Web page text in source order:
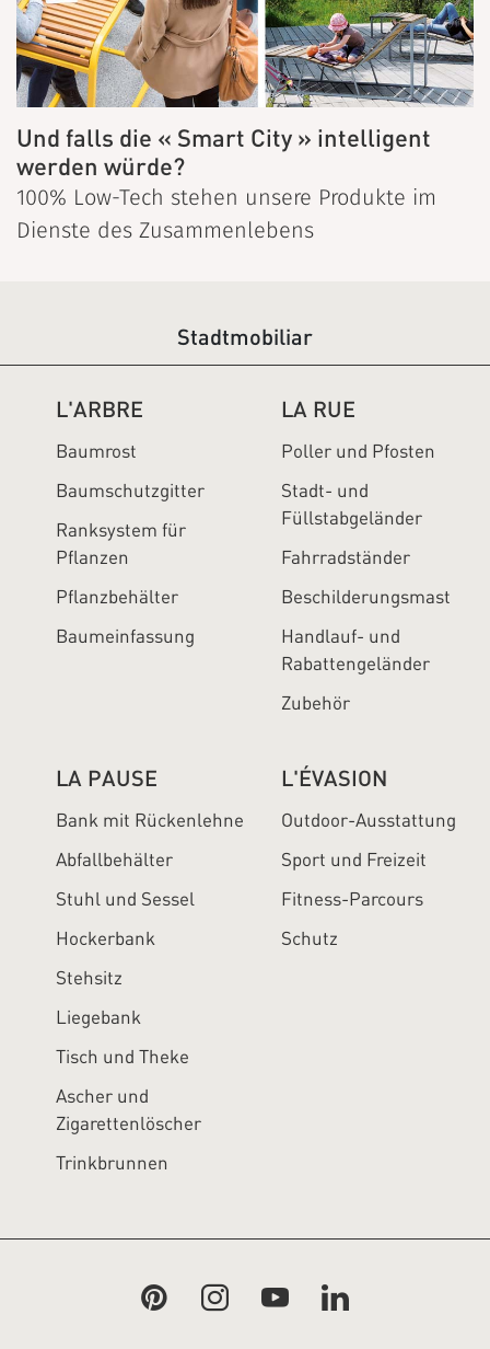
Und falls die « Smart City » intelligent
werden würde?
100% Low-Tech stehen unsere Produkte im
Dienste des Zusammenlebens
Stadtmobiliar
L'ARBRE
Baumrost
Baumschutzgitter
Ranksystem für
Pflanzen
Pflanzbehälter
Baumeinfassung
LA RUE
Poller und Pfosten
Stadt- und
Füllstabgeländer
Fahrradständer
Beschilderungsmast
Handlauf- und
Rabattengeländer
Zubehör
LA PAUSE
Bank mit Rückenlehne
Abfallbehälter
Stuhl und Sessel
Hockerbank
Stehsitz
Liegebank
Tisch und Theke
Ascher und
Zigarettenlöscher
Trinkbrunnen
L'ÉVASION
Outdoor-Ausstattung
Sport und Freizeit
Fitness-Parcours
Schutz